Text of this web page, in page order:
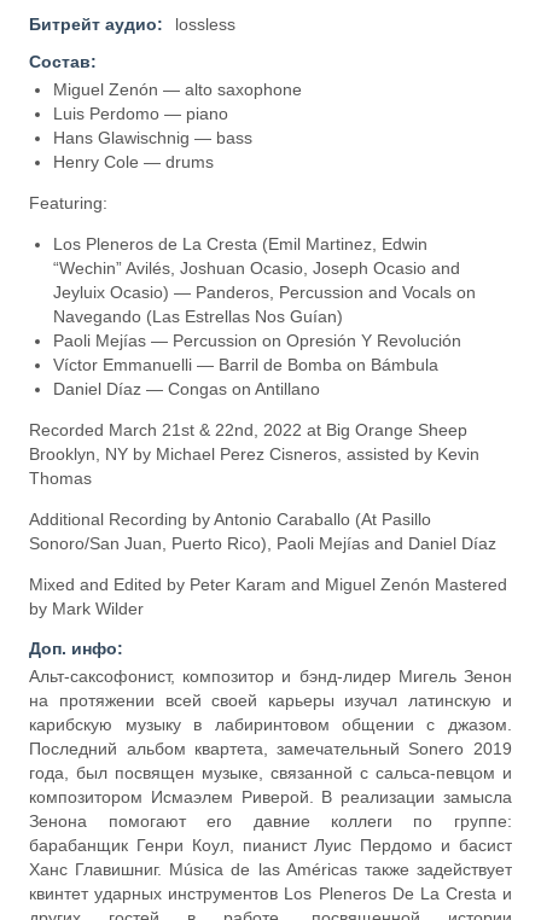
Битрейт аудио:
lossless
Состав:
Miguel Zenón — alto saxophone
Luis Perdomo — piano
Hans Glawischnig — bass
Henry Cole — drums
Featuring:
Los Pleneros de La Cresta (Emil Martinez, Edwin
“Wechin” Avilés, Joshuan Ocasio, Joseph Ocasio and
Jeyluix Ocasio) — Panderos, Percussion and Vocals on
Navegando (Las Estrellas Nos Guían)
Paoli Mejías — Percussion on Opresión Y Revolución
Víctor Emmanuelli — Barril de Bomba on Bámbula
Daniel Díaz — Congas on Antillano
Recorded March 21st & 22nd, 2022 at Big Orange Sheep
Brooklyn, NY by Michael Perez Cisneros, assisted by Kevin
Thomas
Additional Recording by Antonio Caraballo (At Pasillo
Sonoro/San Juan, Puerto Rico), Paoli Mejías and Daniel Díaz
Mixed and Edited by Peter Karam and Miguel Zenón Mastered
by Mark Wilder
Доп. инфо:
Альт-саксофонист, композитор и бэнд-лидер Мигель Зенон
на протяжении всей своей карьеры изучал латинскую и
карибскую музыку в лабиринтовом общении с джазом.
Последний альбом квартета, замечательный Sonero 2019
года, был посвящен музыке, связанной с сальса-певцом и
композитором Исмаэлем Риверой. В реализации замысла
Зенона помогают его давние коллеги по группе:
барабанщик Генри Коул, пианист Луис Пердомо и басист
Ханс Главишниг. Música de las Américas также задействует
квинтет ударных инструментов Los Pleneros De La Cresta и